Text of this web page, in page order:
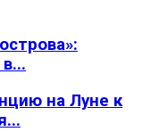
на Луне к